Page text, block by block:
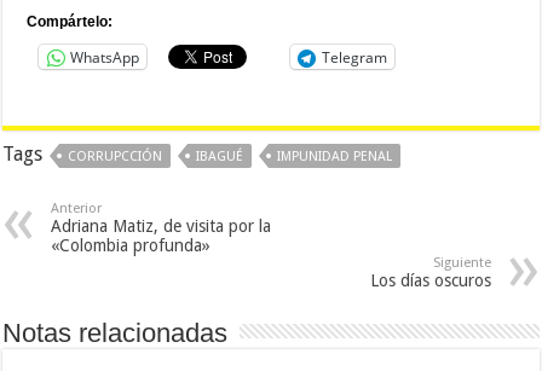
Compártelo:
WhatsApp Telegram
Tags CORRUPCCIÓN IBAGUÉ IMPUNIDAD PENAL
Anterior
Adriana Matiz, de visita por la
«Colombia profunda»
Siguiente
Los días oscuros
Notas relacionadas